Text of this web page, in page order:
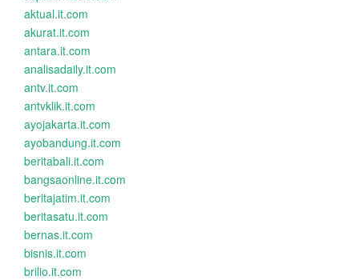
aktual.it.com
akurat.it.com
antara.it.com
analisadaily.it.com
antv.it.com
antvklik.it.com
ayojakarta.it.com
ayobandung.it.com
beritabali.it.com
bangsaonline.it.com
beritajatim.it.com
beritasatu.it.com
bernas.it.com
bisnis.it.com
brilio.it.com